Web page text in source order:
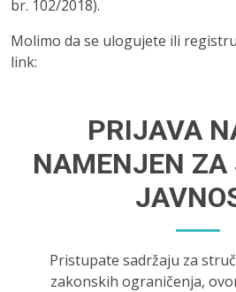
br. 102/2018).
Molimo da se ulogujete ili
link:
PRIJAVA
NAMENJEN ZA
Pristupate sadržaju za
zakonskih ograničenja,